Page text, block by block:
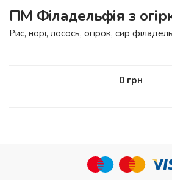
ПМ Філадельфія з
Рис, норі, лосось, огірок, сир
0грн